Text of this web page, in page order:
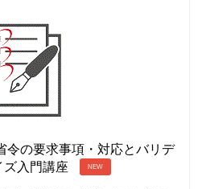
令の要求事項・対応とバリデ
ズ入門講座
NEW